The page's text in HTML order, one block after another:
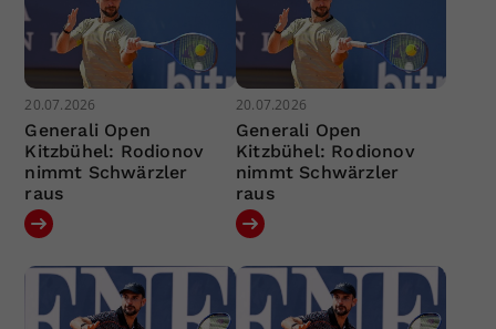
20.07.2026
Generali Open
Kitzbühel: Rodionov
nimmt Schwärzler
raus
20.07.2026
Generali Open
Kitzbühel: Rodionov
nimmt Schwärzler
raus